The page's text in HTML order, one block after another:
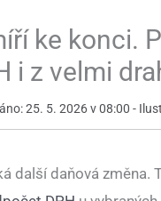
ke konci.
i z velmi
25. 5. 2026 v 08:00 -
další daňová změna.